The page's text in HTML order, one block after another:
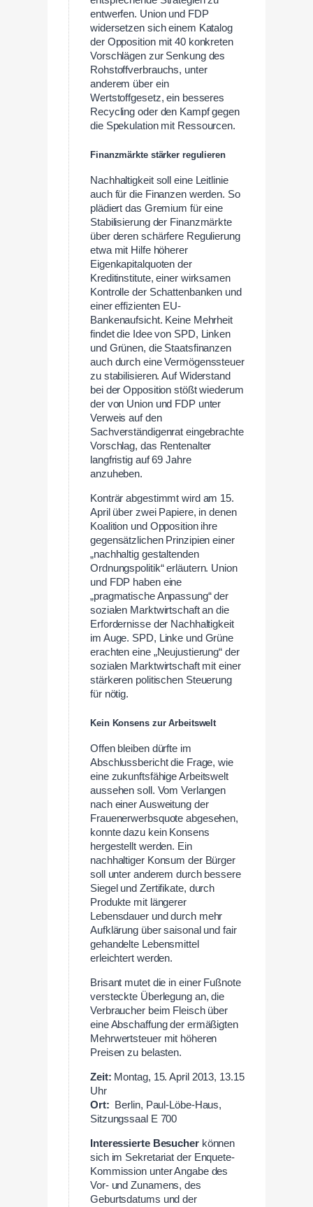
entwerfen. Union und FDP
widersetzen sich einem Katalog
der Opposition mit 40 konkreten
Vorschlägen zur Senkung des
Rohstoffverbrauchs, unter
anderem über ein
Wertstoffgesetz, ein besseres
Recycling oder den Kampf gegen
die Spekulation mit Ressourcen.
Finanzmärkte stärker regulieren
Nachhaltigkeit soll eine Leitlinie
auch für die Finanzen werden. So
plädiert das Gremium für eine
Stabilisierung der Finanzmärkte
über deren schärfere Regulierung
etwa mit Hilfe höherer
Eigenkapitalquoten der
Kreditinstitute, einer wirksamen
Kontrolle der Schattenbanken und
einer effizienten EU-
Bankenaufsicht. Keine Mehrheit
findet die Idee von SPD, Linken
und Grünen, die Staatsfinanzen
auch durch eine Vermögenssteuer
zu stabilisieren. Auf Widerstand
bei der Opposition stößt wiederum
der von Union und FDP unter
Verweis auf den
Sachverständigenrat eingebrachte
Vorschlag, das Rentenalter
langfristig auf 69 Jahre
anzuheben.
Konträr abgestimmt wird am 15.
April über zwei Papiere, in denen
Koalition und Opposition ihre
gegensätzlichen Prinzipien einer
„nachhaltig gestaltenden
Ordnungspolitik“ erläutern. Union
und FDP haben eine
„pragmatische Anpassung“ der
sozialen Marktwirtschaft an die
Erfordernisse der Nachhaltigkeit
im Auge. SPD, Linke und Grüne
erachten eine „Neujustierung“ der
sozialen Marktwirtschaft mit einer
stärkeren politischen Steuerung
für nötig.
Kein Konsens zur Arbeitswelt
Offen bleiben dürfte im
Abschlussbericht die Frage, wie
eine zukunftsfähige Arbeitswelt
aussehen soll. Vom Verlangen
nach einer Ausweitung der
Frauenerwerbsquote abgesehen,
konnte dazu kein Konsens
hergestellt werden. Ein
nachhaltiger Konsum der Bürger
soll unter anderem durch bessere
Siegel und Zertifikate, durch
Produkte mit längerer
Lebensdauer und durch mehr
Aufklärung über saisonal und fair
gehandelte Lebensmittel
erleichtert werden.
Brisant mutet die in einer Fußnote
versteckte Überlegung an, die
Verbraucher beim Fleisch über
eine Abschaffung der ermäßigten
Mehrwertsteuer mit höheren
Preisen zu belasten.
Zeit: Montag, 15. April 2013, 13.15
Uhr
Ort: Berlin, Paul-Löbe-Haus,
Sitzungssaal E 700
Interessierte Besucherkönnen
sich im Sekretariat der Enquete-
Kommission unter Angabe des
Vor- und Zunamens, des
Geburtsdatums und der